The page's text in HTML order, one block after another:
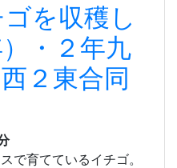
を収穫し
・２年九
２東合同
で育てているイチゴ。